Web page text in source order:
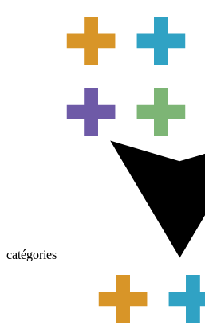
catégories